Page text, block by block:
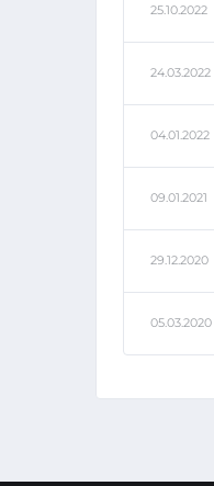
25.10.2022
24.03.2022
04.01.2022
09.01.2021
29.12.2020
05.03.2020